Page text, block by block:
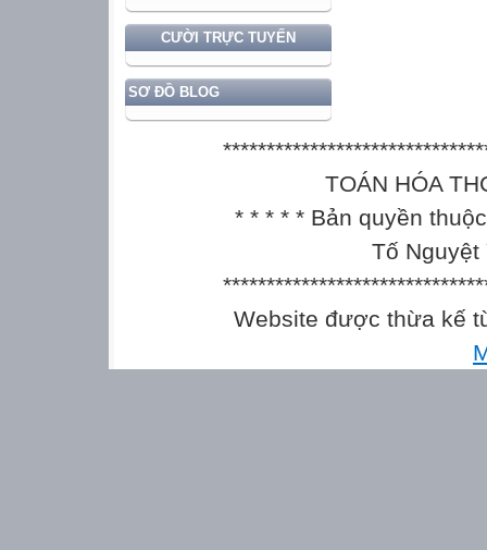
CƯỜI TRỰC TUYẾN
SƠ ĐỒ BLOG
TOÁN HÓA
* * * * * Bản quyền
Tố Nguyệt
Website được thừa kế